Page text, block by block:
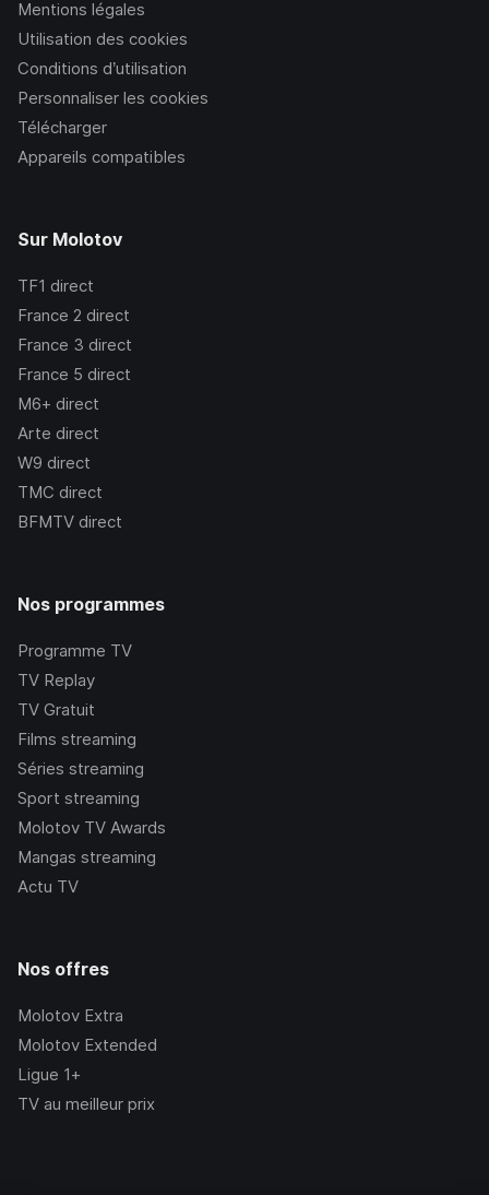
Mentions légales
Utilisation des cookies
Conditions d’utilisation
Personnaliser les cookies
Télécharger
Appareils compatibles
Sur Molotov
TF1 direct
France 2 direct
France 3 direct
France 5 direct
M6+ direct
Arte direct
W9 direct
TMC direct
BFMTV direct
Nos programmes
Programme TV
TV Replay
TV Gratuit
Films streaming
Séries streaming
Sport streaming
Molotov TV Awards
Mangas streaming
Actu TV
Nos offres
Molotov Extra
Molotov Extended
Ligue 1+
TV au meilleur prix